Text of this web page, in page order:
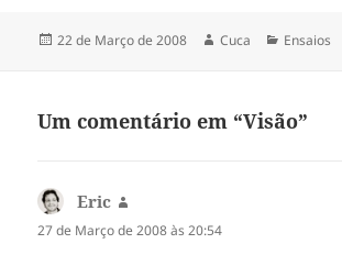
Publicado
22 de Março de 2008 Autor
Cuca Categorias
Ensaios
Um comentário em “Visão”
Eric
27 de Março de 2008 às 20:54